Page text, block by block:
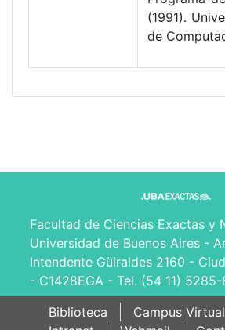
(1991).
de
Facultad de Ciencias Exactas y
Universidad de Buenos Aires -
Intendente Güiraldes 2160 -
- C1428EGA - Tel. (54 11)
Biblioteca
Campus Virtual